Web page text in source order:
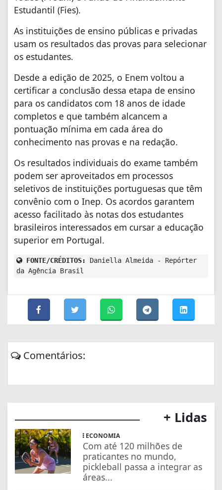
Estudantil (Fies).
As instituições de ensino públicas e privadas
usam os resultados das provas para selecionar
os estudantes.
Desde a edição de 2025, o Enem voltou a
certificar a conclusão dessa etapa de ensino
para os candidatos com 18 anos de idade
completos e que também alcancem a
pontuação mínima em cada área do
conhecimento nas provas e na redação.
Os resultados individuais do exame também
podem ser aproveitados em processos
seletivos de instituições portuguesas que têm
convênio com o Inep. Os acordos garantem
acesso facilitado às notas dos estudantes
brasileiros interessados em cursar a educação
superior em Portugal.
FONTE/CRÉDITOS:
Daniella Almeida - Repórter
da Agência Brasil
Comentários:
+ Lidas
ECONOMIA
Com até 120 milhões de
praticantes no mundo,
pickleball passa a integrar as
áreas...